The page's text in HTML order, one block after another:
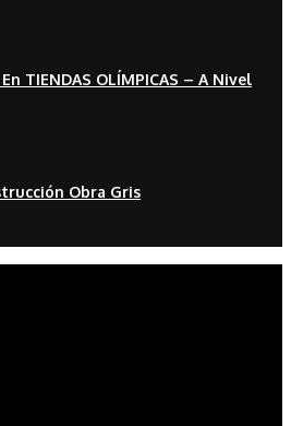
TIENDAS OLÍMPICAS – A Nivel
Obra Gris